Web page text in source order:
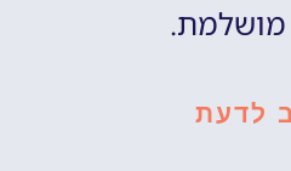
מושלמת.
לדעת